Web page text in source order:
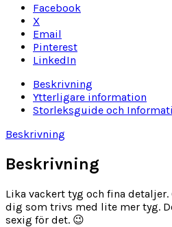
Facebook
X
Email
Pinterest
LinkedIn
Beskrivning
Ytterligare information
Storleksguide och
Beskrivning
Beskrivning
Lika vackert tyg och fina
dig som trivs med lite mer tyg.
sexig för det. 😉